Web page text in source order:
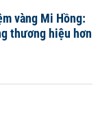
vàng Mi Hồng:
thương hiệu hơn